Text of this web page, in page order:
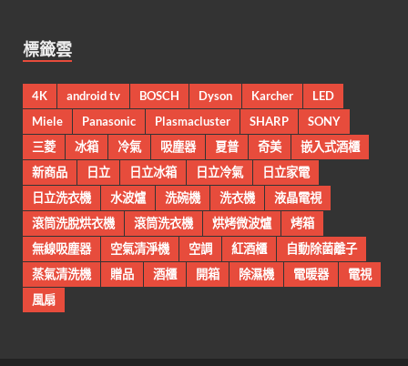
標籤雲
4K android tv BOSCH Dyson Karcher
LED
Miele
Panasonic Plasmacluster SHARP
SONY
三菱
冰箱 冷氣 吸塵器 夏普 奇美
嵌入式酒櫃
新商品
日立 日立冰箱 日立冷氣
日立家電
日立洗衣機
水波爐 洗碗機 洗衣機
液晶電視
滾筒洗脫烘衣機
滾筒洗衣機 烘烤微波爐
烤箱
無線吸塵器
空氣清淨機 空調 紅酒櫃
自動除菌離子
蒸氣清洗機
贈品 酒櫃 開箱 除濕機 電暖器
電視
風扇